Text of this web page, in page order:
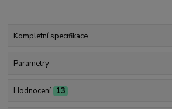
Kompletní specifikace
Parametry
Hodnocení 13